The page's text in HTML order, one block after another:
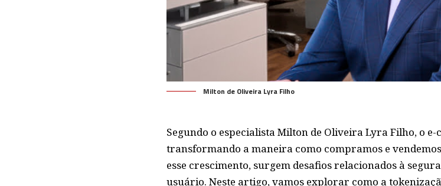
Milton de Oliveira Lyra Filho
Segundo o especialista Milton de Oliveira Lyra Filho, o
transformando a maneira como compramos e
esse crescimento, surgem desafios relacionados à
usuário. Neste artigo, vamos explorar como a